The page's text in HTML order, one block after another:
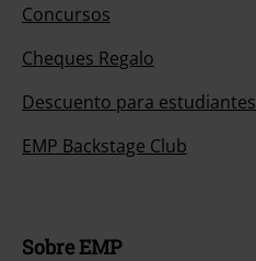
Concursos
Cheques Regalo
Descuento para estudiantes
EMP Backstage Club
Sobre EMP